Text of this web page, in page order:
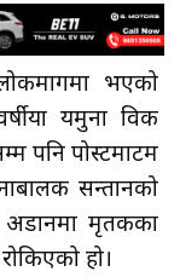
भएको
यमुना विक
पनि पोस्टमार्टम
सन्तानको
मृतकका
हो।